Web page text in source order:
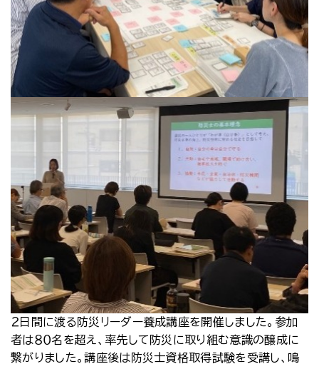
２日間に渡る防災リーダー養成講座を開催しました。参加
者は８０名を超え、率先して防災に取り組む意識の醸成に
繋がりました。講座後は防災士資格取得試験を受講し、鳴